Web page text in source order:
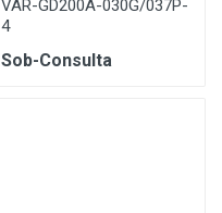
VAR-GD200A-030G/037P-
4
Sob-Consulta